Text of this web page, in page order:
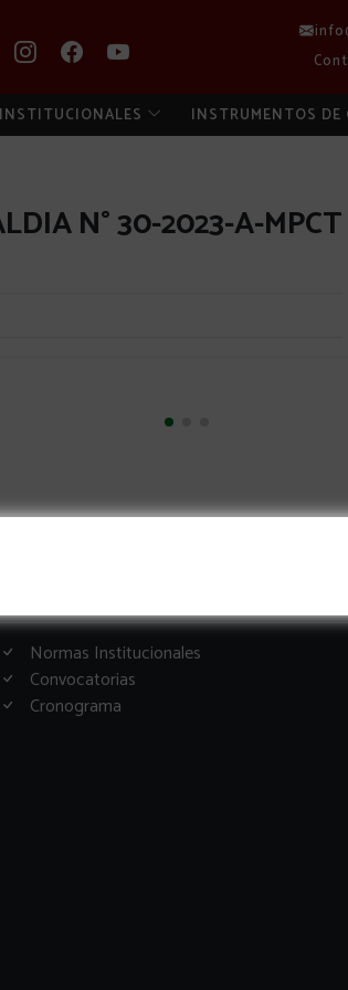
INSTRUMENTOS DE
N° 30-2023-A-MPCT
Normas Institucionales
Convocatorias
Cronograma